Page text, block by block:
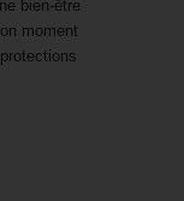
bien-être
moment